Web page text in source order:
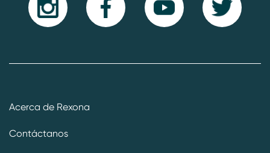
Acerca de Rexona
Contáctanos